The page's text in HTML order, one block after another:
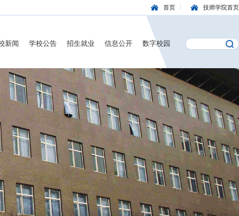
首页 技师学院首页
新闻 学校公告 招生就业 信息公开 数字校园